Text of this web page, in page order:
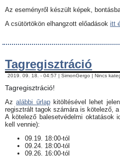
Az eseményről készült képek,
A csütörtökön elhangzott előadások itt
Tagregisztráció
2019. 09. 18. - 04:57 | SimonGergo | Nincs
Tagregisztráció!
Azalábbi űrlapkitöltésével lehet
regisztrált tagok számára is kötelező,
​A kötelező balesetvédelmi oktatások
kell vennie):
09.19. 18:00-tól
09.24. 18:00-tól
09.26. 16:00-tól